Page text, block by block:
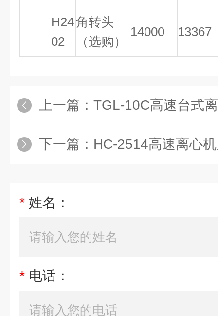
H24
02
角转头
（选购）
14000 13367
上一篇： TGL-10C高速台式
下一篇： HC-2514高速离心
* 姓名：
* 电话：